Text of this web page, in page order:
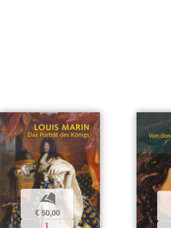
b
€ 50,00